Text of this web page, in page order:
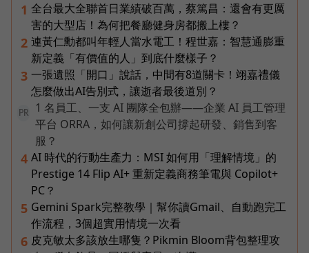
1 全台最大全聯首日業績破百萬，蔡篤昌：還會有更厲
害的大型店！為何把餐廳健身房都搬上樓？
2 連黃仁勳都叫年輕人當水電工！程世嘉：智慧通膨重
新定義「有價值的人」到底什麼樣子？
3 一張遺照「開口」說話，中間有8道關卡！翊嘉禮儀
怎麼做出AI告別式，讓逝者最後道別？
PR
1 名員工、一支 AI 團隊全包辦——企業 AI 員工管理
平台 ORRA，如何讓新創公司撐起研發、銷售到客
服？
4 AI 時代的行動生產力：MSI 如何用「理解情境」的
Prestige 14 Flip AI+ 重新定義商務筆電與 Copilot+
PC？
5 Gemini Spark完整教學｜幫你讀Gmail、自動跑完工
作流程，3個超實用情境一次看
6 皮克敏太多該放生哪隻？Pikmin Bloom背包整理攻